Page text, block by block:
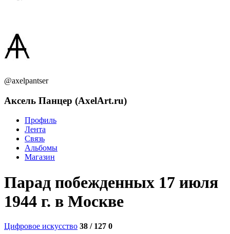
@axelpantser
Аксель Панцер (AxelArt.ru)
Профиль
Лента
Связь
Альбомы
Магазин
Парад побежденных 17 июля
1944 г. в Москве
Цифровое искусство 38 / 127 0